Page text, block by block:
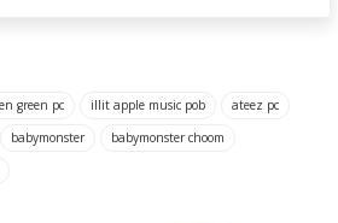
green pc illit apple music pob
ateez pc
babymonster
babymonster choom